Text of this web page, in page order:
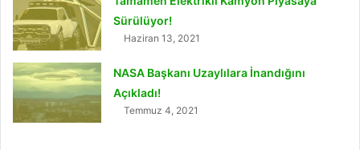
Sürülüyor!
Haziran 13, 2021
NASA Başkanı Uzaylılara İnandığını
Açıkladı!
Temmuz 4, 2021